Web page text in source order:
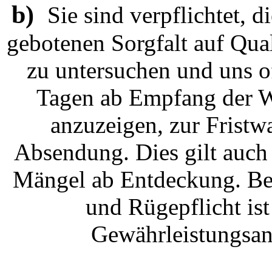
b) Sie sind verpflichtet,
gebotenen Sorgfalt auf
zu untersuchen und uns
Tagen ab Empfang der
anzuzeigen, zur
Absendung. Dies gilt
Mängel ab Entdeckung.
und Rügepflicht